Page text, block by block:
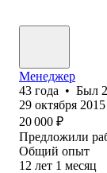
Менеджер
43 года • Был
29 октября 2015
20 000 ₽
Предложили
Общий опыт
12 лет 1 месяц